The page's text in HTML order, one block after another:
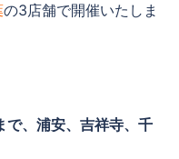
の3店舗で開催いたしま
で、浦安、吉祥寺、千